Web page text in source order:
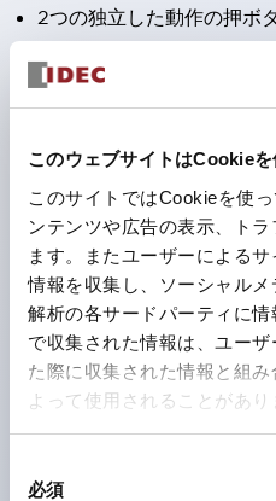
このウェブサイトはCookie
このサイトではCookieを使
ンテンツや広告の表示、ト
ます。またユーザーによる
情報を収集し、ソーシャル
解析の各サードパーティに
で収集された情報は、ユー
た際に収集された情報と組
よって使用されることがあり
必須
2つの独立した動作の押ボ
の機能を1つのスイッチで
チも完備。
1つで6色の役をこなすLED
ごとに分かれていたLED球
現できるようにしました。
カラーユニバーサルデザイ
の点灯/消灯の認識および
対応。
ISO 3864-4安全色に対応
現がより明確・鮮明で、